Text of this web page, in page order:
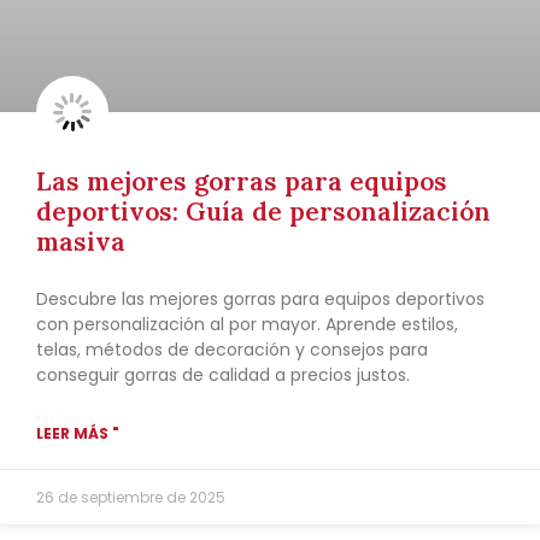
Las mejores gorras para equipos
deportivos: Guía de personalización
masiva
Descubre las mejores gorras para equipos deportivos
con personalización al por mayor. Aprende estilos,
telas, métodos de decoración y consejos para
conseguir gorras de calidad a precios justos.
LEER MÁS "
26 de septiembre de 2025